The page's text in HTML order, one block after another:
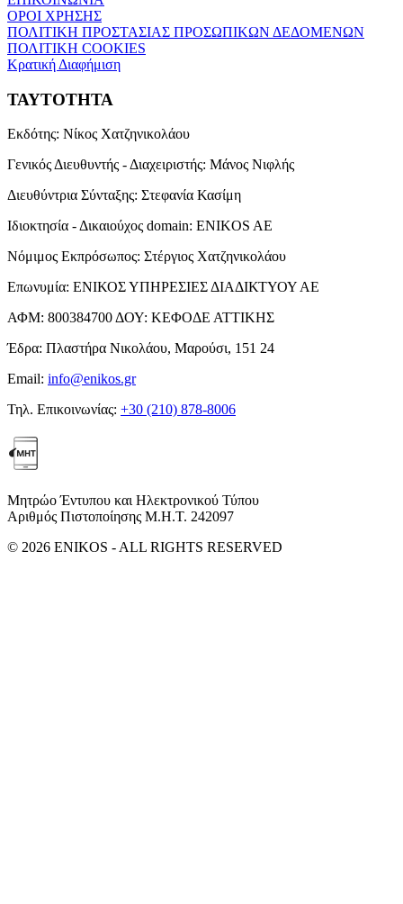
ΟΡΟΙ ΧΡΗΣΗΣ
ΠΟΛΙΤΙΚΗ ΠΡΟΣΤΑΣΙΑΣ ΠΡΟΣΩΠΙΚΩΝ ΔΕΔΟΜΕΝΩΝ
ΠΟΛΙΤΙΚΗ COOKIES
Κρατική Διαφήμιση
ΤΑΥΤΟΤΗΤΑ
Εκδότης: Νίκος Χατζηνικολάου
Γενικός Διευθυντής - Διαχειριστής: Μάνος Νιφλής
Διευθύντρια Σύνταξης: Στεφανία Κασίμη
Ιδιοκτησία - Δικαιούχος domain: ENIKOS AE
Νόμιμος Εκπρόσωπος: Στέργιος Χατζηνικολάου
Επωνυμία: ΕΝΙΚΟΣ ΥΠΗΡΕΣΙΕΣ ΔΙΑΔΙΚΤΥΟΥ ΑΕ
ΑΦΜ: 800384700 ΔΟΥ: ΚΕΦΟΔΕ ΑΤΤΙΚΗΣ
Έδρα: Πλαστήρα Νικολάου, Μαρούσι, 151 24
Email: info@enikos.gr
Τηλ. Επικοινωνίας: +30 (210) 878-8006
Μητρώο Έντυπου και Ηλεκτρονικού Τύπου
Αριθμός Πιστοποίησης Μ.Η.Τ. 242097
© 2026 ENIKOS - ALL RIGHTS RESERVED